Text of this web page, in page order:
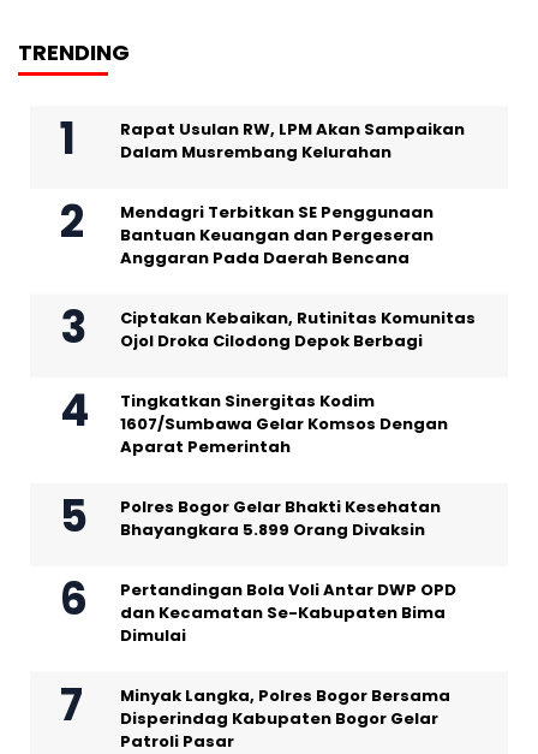
TRENDING
Rapat Usulan RW, LPM Akan Sampaikan
Dalam Musrembang Kelurahan
Mendagri Terbitkan SE Penggunaan
Bantuan Keuangan dan Pergeseran
Anggaran Pada Daerah Bencana
Ciptakan Kebaikan, Rutinitas Komunitas
Ojol Droka Cilodong Depok Berbagi
Tingkatkan Sinergitas Kodim
1607/Sumbawa Gelar Komsos Dengan
Aparat Pemerintah
Polres Bogor Gelar Bhakti Kesehatan
Bhayangkara 5.899 Orang Divaksin
Pertandingan Bola Voli Antar DWP OPD
dan Kecamatan Se-Kabupaten Bima
Dimulai
Minyak Langka, Polres Bogor Bersama
Disperindag Kabupaten Bogor Gelar
Patroli Pasar